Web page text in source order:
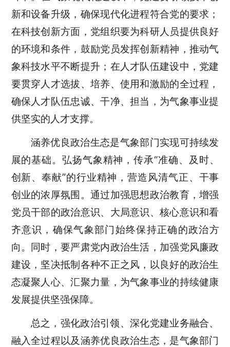
新和设备升级，确保现代化进程符合党的要求；
在科技创新方面，党组织要为科研人员提供良好
的环境和条件，鼓励党员发挥创新精神，推动气
象科技水平不断提升；在人才队伍建设中，党建
要贯穿人才选拔、培养、使用和激励的全过程，
确保人才队伍忠诚、干净、担当，为气象事业提
供坚实的人才支撑。
涵养优良政治生态是气象部门实现可持续发
展的基础。弘扬气象精神，传承“准确、及时、
创新、奉献”的行业精神，营造风清气正、干事
创业的浓厚氛围。通过加强思想政治教育，增强
党员干部的政治意识、大局意识、核心意识和看
齐意识，确保气象部门始终保持正确的政治方
向。同时，要严肃党内政治生活，加强党风廉政
建设，坚决抵制各种不正之风，以良好的政治生
态凝聚人心、汇聚力量，为气象事业的持续健康
发展提供坚强保障。
总之，强化政治引领、深化党建业务融合、
融入全过程以及涵养优良政治生态，是气象部门